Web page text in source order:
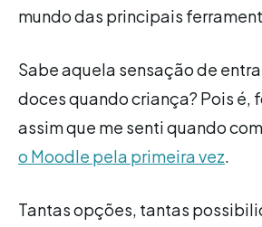
mundo das principais
Sabe aquela sensação de
doces quando criança? Pois é,
assim que me senti quando
o Moodle pela primeira vez.
Tantas opções, tantas